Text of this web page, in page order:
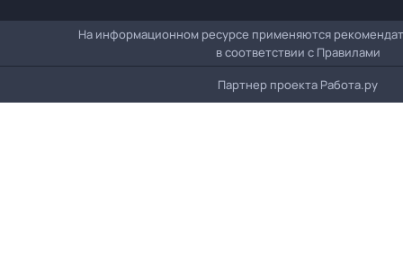
На информационном ресурсе применяются
в соответствии с Правилами
Партнер проекта Работа.ру